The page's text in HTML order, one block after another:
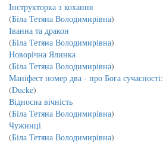
Інструкторка з кохання
(Біла Тетяна Володимирівна)
Іванна та дракон
(Біла Тетяна Володимирівна)
Новорічна Ялинка
(Біла Тетяна Володимирівна)
Маніфест номер два - про Бога сучасності:
(Ducke)
Відносна вічність
(Біла Тетяна Володимирівна)
Чужинці
(Біла Тетяна Володимирівна)